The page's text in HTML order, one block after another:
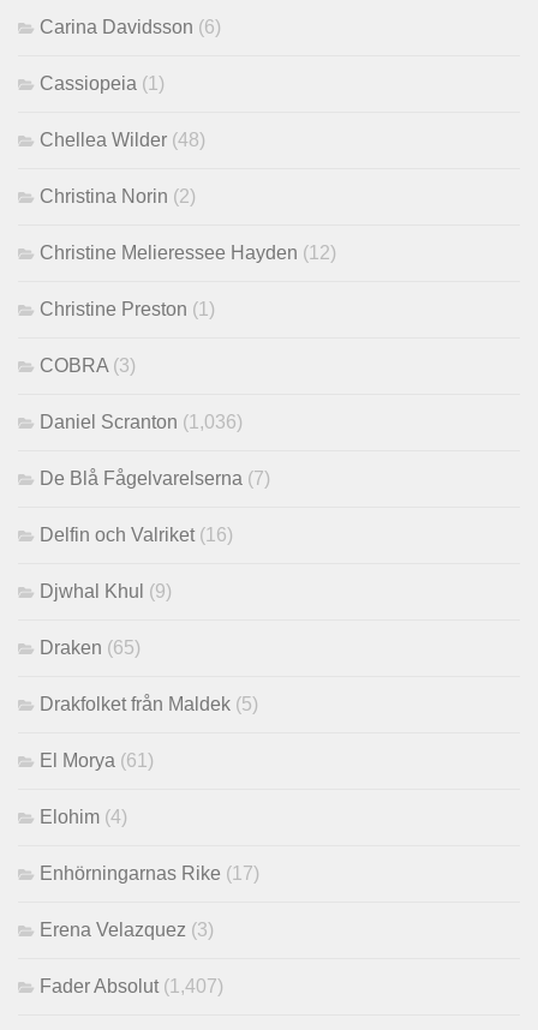
Carina Davidsson (6)
Cassiopeia (1)
Chellea Wilder (48)
Christina Norin (2)
Christine Melieressee Hayden (12)
Christine Preston (1)
COBRA (3)
Daniel Scranton (1,036)
De Blå Fågelvarelserna (7)
Delfin och Valriket (16)
Djwhal Khul (9)
Draken (65)
Drakfolket från Maldek (5)
El Morya (61)
Elohim (4)
Enhörningarnas Rike (17)
Erena Velazquez (3)
Fader Absolut (1,407)